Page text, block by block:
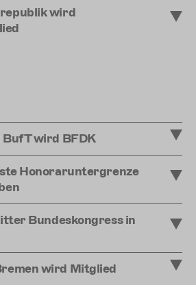
wird
wird BFDK
Honoraruntergrenze
Bundeskongress in
wird Mitglied